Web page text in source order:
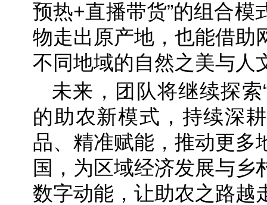
预热+直播带货”的组合模
物走出原产地，也能借助
不同地域的自然之美与人
未来，团队将继续探
的助农新模式，持续深
品、精准赋能，推动更多
国，为区域经济发展与乡
数字动能，让助农之路越